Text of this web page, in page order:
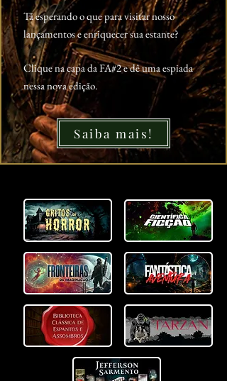
Tá esperando o que para visitar nosso
lançamentos e enriquecer sua estante?
Clique na capa da FA#2 e dê uma espiada
nessa nova edição.
Saiba mais!